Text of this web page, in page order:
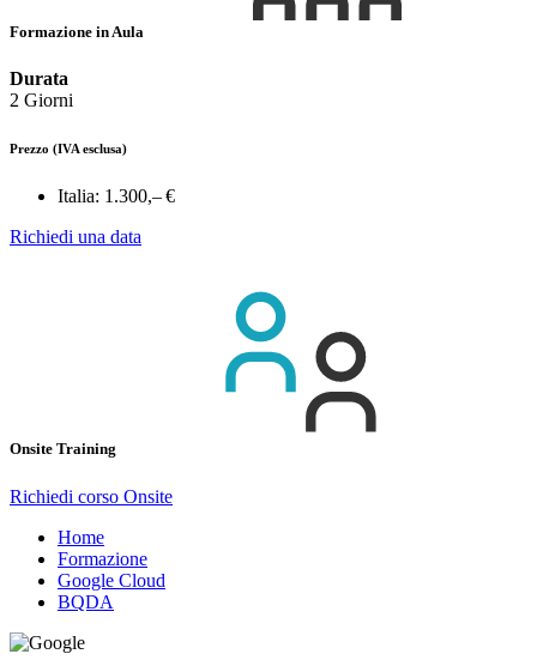
Formazione in Aula
Durata
2 Giorni
Prezzo (IVA esclusa)
Italia: 1.300,– €
Richiedi una data
Onsite Training
Richiedi corso Onsite
Home
Formazione
Google Cloud
BQDA